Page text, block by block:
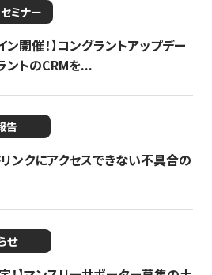
ミナー
ン開催！】コングラントアップデー
ントのCRMを...
告
ンクにアクセスできない不具合の
せ